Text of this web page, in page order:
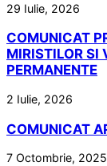
29 Iulie, 2026
COMUNICAT
MIRISTILOR SI
PERMANENTE
2 Iulie, 2026
COMUNICAT
7 Octombrie, 2025